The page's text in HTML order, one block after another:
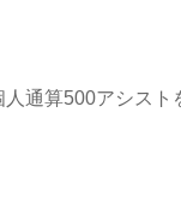
通算500アシスト